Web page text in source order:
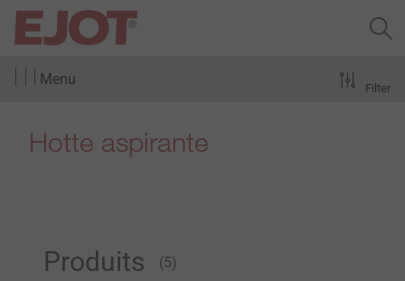
Menu
Hotte aspirante
Produits (5)
Filter